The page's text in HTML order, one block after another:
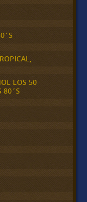
LOS 50
80´S